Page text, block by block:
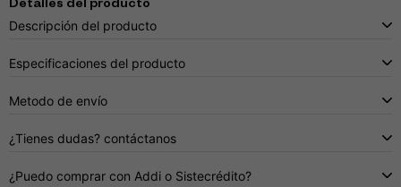
Detalles del producto
Descripción del producto
Especificaciones del producto
Metodo de envío
¿Tienes dudas? contáctanos
¿Puedo comprar con Addi o Sistecrédito?